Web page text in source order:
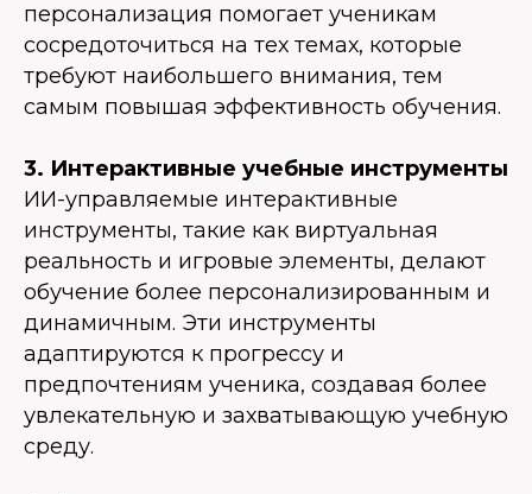
персонализация помогает ученикам
сосредоточиться на тех темах, которые
требуют наибольшего внимания, тем
самым повышая эффективность обучения.
3. Интерактивные учебные инструменты
ИИ-управляемые интерактивные
инструменты, такие как виртуальная
реальность и игровые элементы, делают
обучение более персонализированным и
динамичным. Эти инструменты
адаптируются к прогрессу и
предпочтениям ученика, создавая более
увлекательную и захватывающую учебную
среду.